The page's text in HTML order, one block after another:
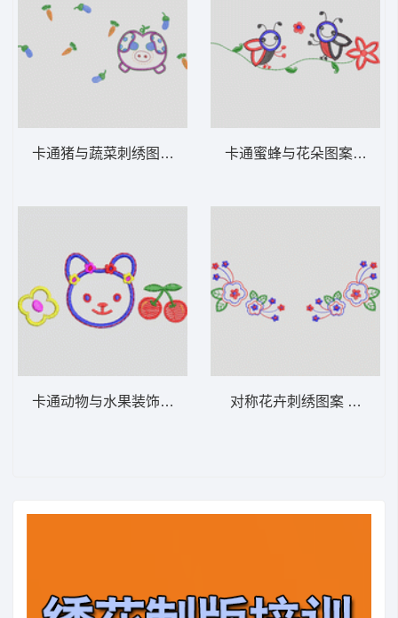
卡通猪与蔬菜刺绣图案 卡通童装章标贴布
卡通动物与水果装饰图案 卡通童装章标贴布
卡通蜜蜂与
对称花卉刺绣